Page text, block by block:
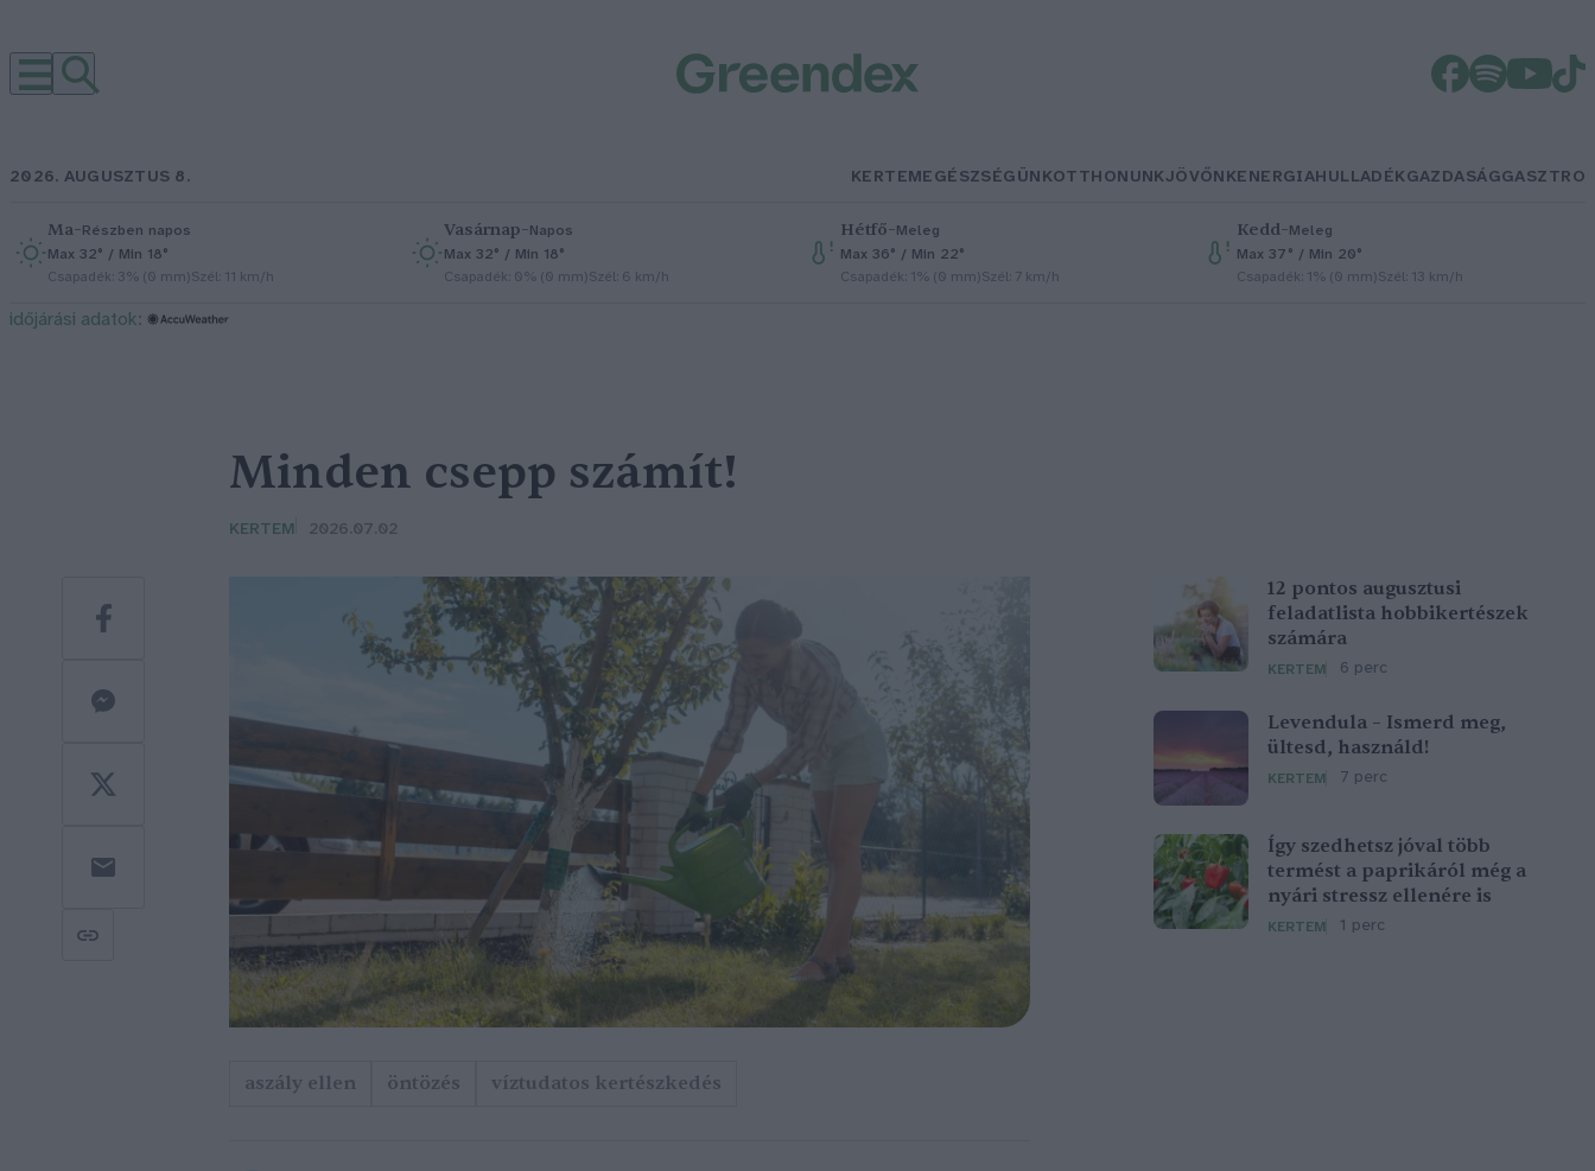
2026. AUGUSZTUS 8. KERTEMEGÉSZSÉGÜNKOTTHONUNKJÖVŐNKENERGIAHULLADÉKGAZDASÁGGASZTRO
Ma–Részben napos
Max 32° / Min 18°
Csapadék: 3% (0 mm)Szél: 11 km/h
Vasárnap–Napos
Max 32° / Min 18°
Csapadék: 0% (0 mm)Szél: 6 km/h
Hétfő–Meleg
Max 36° / Min 22°
Csapadék: 1% (0 mm)Szél: 7 km/h
Kedd–Meleg
Max 37° / Min 20°
Csapadék: 1% (0 mm)Szél: 13 km/h
időjárási adatok:
12 pontos augusztusi
feladatlista hobbikertészek
számára
KERTEM 6 perc
Levendula – Ismerd meg,
ültesd, használd!
KERTEM 7 perc
Így szedhetsz jóval több
termést a paprikáról még a
nyári stressz ellenére is
KERTEM 1 perc
Minden csepp számít!
KERTEM 2026.07.02
aszály ellen öntözés víztudatos kertészkedés